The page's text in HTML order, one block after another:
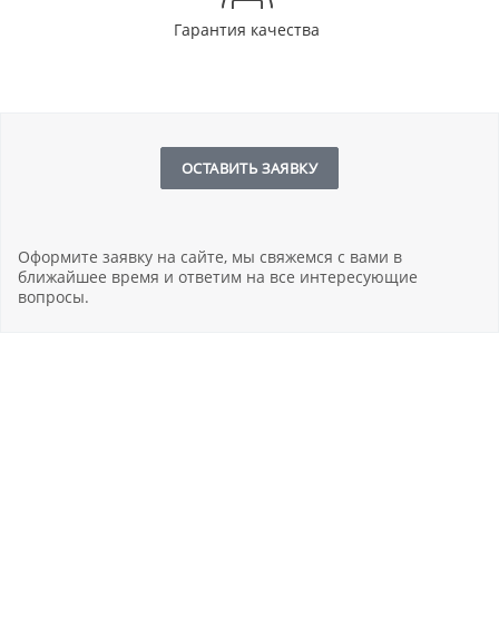
Гарантия качества
ОСТАВИТЬ ЗАЯВКУ
Оформите заявку на сайте, мы свяжемся с вами в
ближайшее время и ответим на все интересующие
вопросы.